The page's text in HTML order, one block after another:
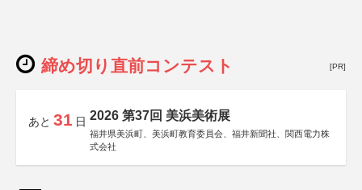
締め切り直前コンテスト [PR]
あと 31 日 2026 第37回 美浜美術展
福井県美浜町、美浜町教育委員会、福井新聞社、関西電力株
式会社